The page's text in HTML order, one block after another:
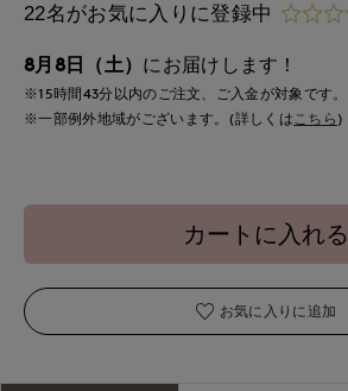
22名がお気に入りに登録中
8月8日（土） にお届けします！
※15時間43分以内のご注文、ご入金が対象です。
※一部例外地域がございます。(詳しくはこちら )
カートに入れる
お気に入りに追加